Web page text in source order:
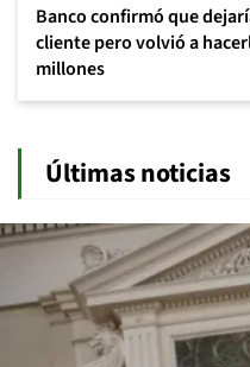
Banco confirmó que
cliente pero volvió a
millones
Últimas noticias